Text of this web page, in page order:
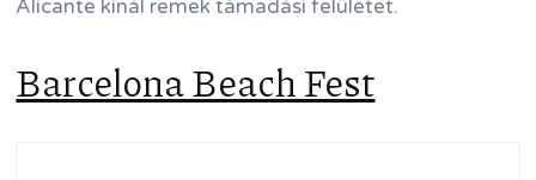
Alicante kínál remek támadási felületet.
Barcelona Beach Fest